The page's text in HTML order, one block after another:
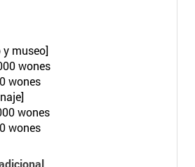
y museo]
wones
wones
wones
wones